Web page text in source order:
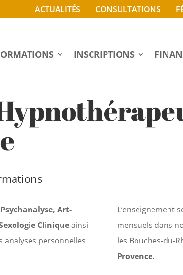
ACTUALITÉS CONSULTATIONS
INSCRIPTIONS
Art-
Cliniqueainsi
analyses personnelles
L’enseignement
mensuels dans
les Bouches-du-
Provence.